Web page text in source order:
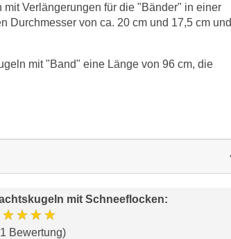
Verlängerungen für die "Bänder" in einer
Durchmesser von ca. 20 cm und 17,5 cm und
mit "Band" eine Länge von 96 cm, die
mit Schneeflocken:
Bewertung)